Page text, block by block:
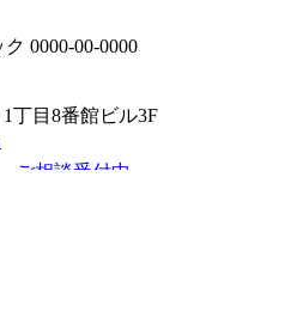
丁目8番館ビル3F